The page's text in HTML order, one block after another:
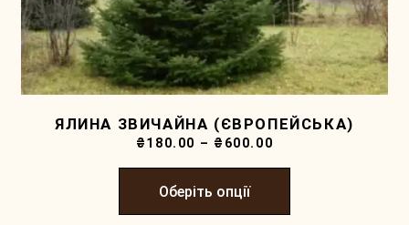
ЯЛИНА ЗВИЧАЙНА (ЄВРОПЕЙСЬКА)
₴180.00 – ₴ 600.00
Оберіть опції